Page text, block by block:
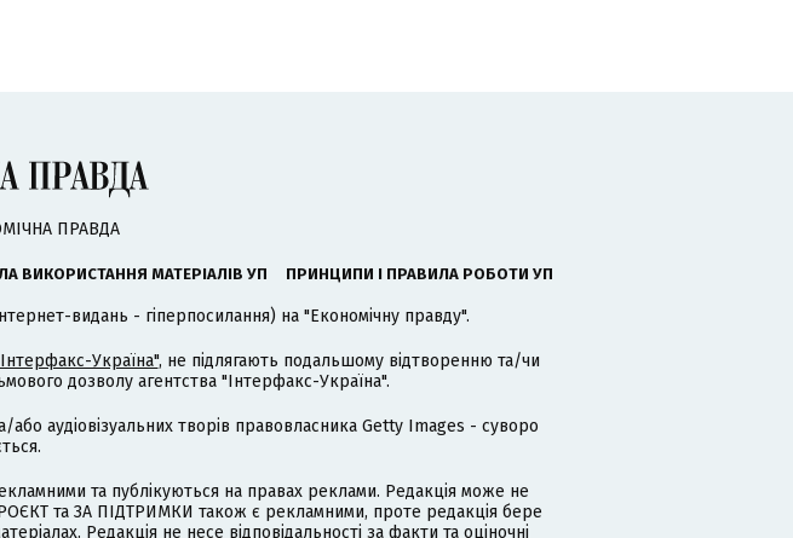
ПРАВДА
ВИКОРИСТАННЯ МАТЕРІАЛІВ УП ПРИНЦИПИ І ПРАВИЛА РОБОТИ УП
видань - гіперпосилання) на "Економічну правду".
Україна", не підлягають подальшому відтворенню та/чи
дозволу агентства "Інтерфакс-Україна".
аудіовізуальних творів правовласника Getty Images - суворо
та публікуються на правах реклами. Редакція може не
та ЗА ПІДТРИМКИ також є рекламними, проте редакція бере
Редакція не несе відповідальності за факти та оціночні